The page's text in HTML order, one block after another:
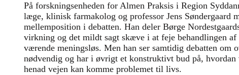
På forskningsenheden for Almen Praksis i Region
læge, klinisk farmakolog og professor Jens Søndergaard
mellemposition i debatten. Han deler Børge
virkning og det mildt sagt skæve i at feje behandlingen
værende meningsløs. Men han ser samtidig debatten om
nødvendig og har i øvrigt et konstruktivt bud på,
henad vejen kan komme problemet til livs.